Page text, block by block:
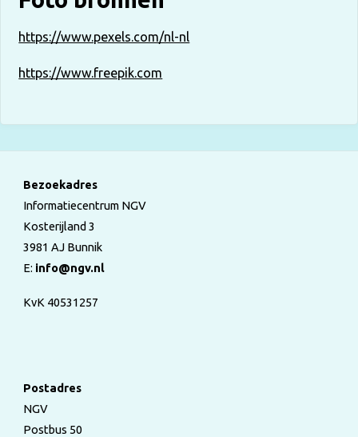
https://www.pexels.com/nl-nl
https://www.freepik.com
Bezoekadres
Informatiecentrum NGV
Kosterijland 3
3981 AJ Bunnik
E: info@ngv.nl
KvK 40531257
Postadres
NGV
Postbus 50